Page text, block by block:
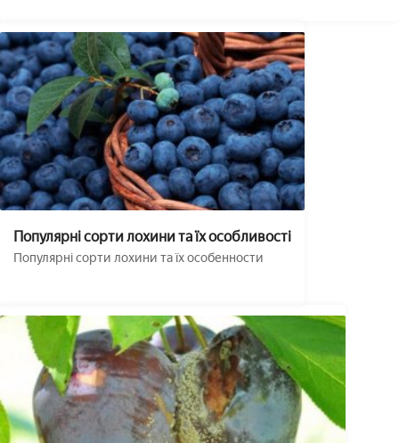
Популярні сорти лохини та їх особливості
Популярні сорти лохини та їх особенности